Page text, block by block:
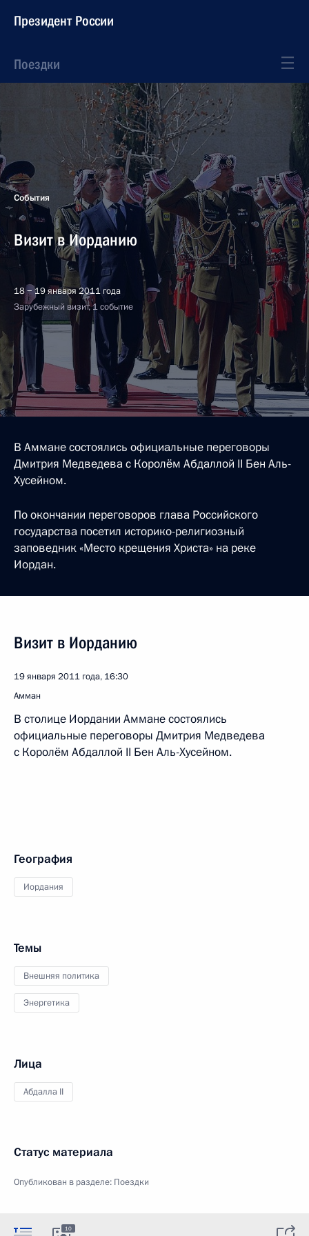
Президент России
Поездки
События
Визит в Иорданию
18 − 19 января 2011 года
Зарубежный визит, 1 событие
В Аммане состоялись официальные переговоры
Дмитрия Медведева с Королём Абдаллой II Бен Аль-
Хусейном.
По окончании переговоров глава Российского
государства посетил историко-религиозный
заповедник «Место крещения Христа» на реке
Иордан.
Визит в Иорданию
19 января 2011 года, 16:30
Амман
В столице Иордании Аммане состоялись
официальные переговоры Дмитрия Медведева
с Королём Абдаллой II Бен Аль-Хусейном.
География
Иордания
Темы
Внешняя политика
Энергетика
Лица
Абдалла II
Статус материала
Опубликован в разделе: Поездки
10